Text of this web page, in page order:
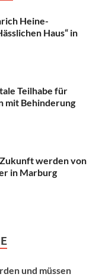
Heine-
Haus“ in
Teilhabe für
mit Behinderung
werden von
in Marburg
und müssen